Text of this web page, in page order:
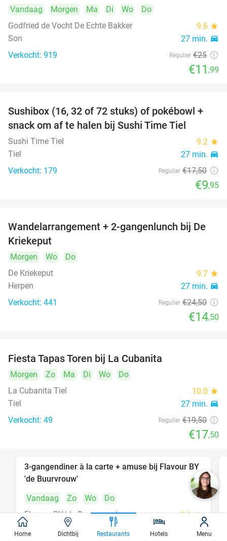
Vandaag Morgen Ma Di Wo
Do
Godfried de Vocht De Echte Bakker
9.6 star
Son 27 min. directions_car
Verkocht: 919 Regulier €25
€11 ,99
43%
Sushibox (16, 32 of 72 stuks) of pokébowl +
snack om af te halen bij Sushi Time Tiel
Sushi Time Tiel 9.2 star
Tiel 27 min. directions_car
Verkocht: 179 Regulier €17,50
€9,95
41%
Wandelarrangement + 2-gangenlunch bij De
Kriekeput
Morgen Wo
Do
De Kriekeput
9.7 star
Herpen 27 min. directions_car
Verkocht: 441 Regulier €24,50
€14,50
Fiesta Tapas Toren bij La Cubanita
Morgen Zo Ma Di Wo
Do
La Cubanita Tiel
10.0 star
Tiel 27 min. directions_car
Verkocht: 49 Regulier €19,50
€17,50
38%
3-gangendiner à la carte + amuse bij Flavour BY
'de Buurvrouw'
Vandaag
Zo Wo
Do
Flavour BY 'de Buurvrouw'
9.6star
Tiel directions_car
Home Dichtbij Restaurants Hotels Menu